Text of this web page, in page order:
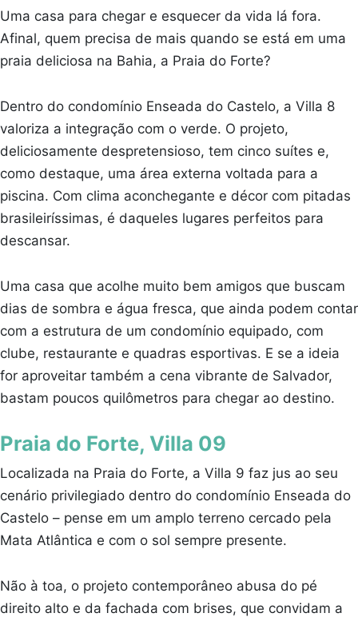
Uma casa para chegar e esquecer da vida lá fora.
Afinal, quem precisa de mais quando se está em uma
praia deliciosa na Bahia, a Praia do Forte?
Dentro do condomínio Enseada do Castelo, a Villa 8
valoriza a integração com o verde. O projeto,
deliciosamente despretensioso, tem cinco suítes e,
como destaque, uma área externa voltada para a
piscina. Com clima aconchegante e décor com pitadas
brasileiríssimas, é daqueles lugares perfeitos para
descansar.
Uma casa que acolhe muito bem amigos que buscam
dias de sombra e água fresca, que ainda podem contar
com a estrutura de um condomínio equipado, com
clube, restaurante e quadras esportivas. E se a ideia
for aproveitar também a cena vibrante de Salvador,
bastam poucos quilômetros para chegar ao destino.
Praia do Forte, Villa 09
Localizada na Praia do Forte, a Villa 9 faz jus ao seu
cenário privilegiado dentro do condomínio Enseada do
Castelo – pense em um amplo terreno cercado pela
Mata Atlântica e com o sol sempre presente.
Não à toa, o projeto contemporâneo abusa do pé
direito alto e da fachada com brises, que convidam a